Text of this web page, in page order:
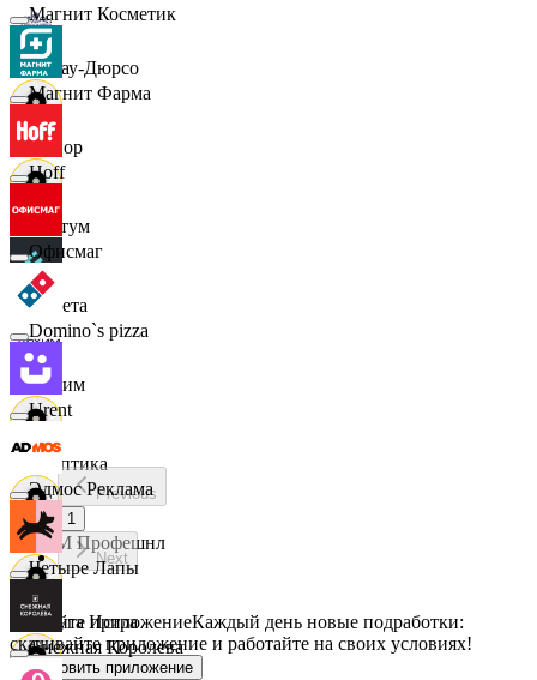
Абрау-Дюрсо
Авиор
Альтум
Аркета
Архим
Асептика
АСМ Профешнл
Белуга Истра
Магнит Косметик
Магнит Фарма
Hoff
Офисмаг
Domino`s pizza
Urent
Эдмос Реклама
Четыре Лапы
Снежная Королева
Previous
1
Next
Скачайте приложениеКаждый день новые подработки:
скачивайте приложение и работайте на своих условиях!
Установить приложение